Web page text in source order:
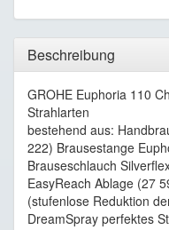
Beschreibung
GROHE Euphoria 110
Strahlarten
bestehend aus:
222) Brausestange
Brauseschlauch
EasyReach Ablage (27
(stufenlose Reduktion
DreamSpray perfektes